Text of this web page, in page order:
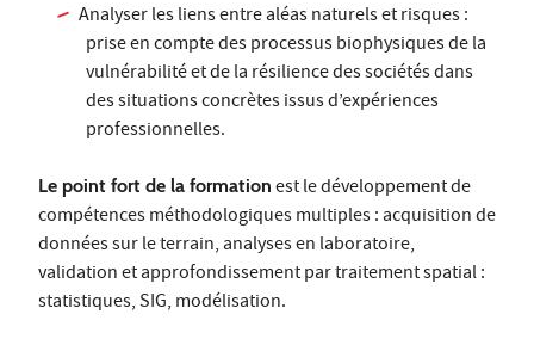
Analyser les liens entre aléas naturels et risques :
prise en compte des processus biophysiques de la
vulnérabilité et de la résilience des sociétés dans
des situations concrètes issus d’expériences
professionnelles.
Le point fort de la formation est le développement de
compétences méthodologiques multiples : acquisition de
données sur le terrain, analyses en laboratoire,
validation et approfondissement par traitement spatial :
statistiques, SIG, modélisation.